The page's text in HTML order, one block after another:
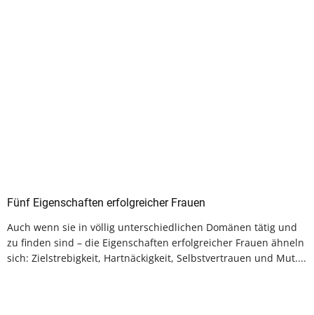
Fünf Eigenschaften erfolgreicher Frauen
Auch wenn sie in völlig unterschiedlichen Domänen tätig und
zu finden sind – die Eigenschaften erfolgreicher Frauen ähneln
sich: Zielstrebigkeit, Hartnäckigkeit, Selbstvertrauen und Mut....